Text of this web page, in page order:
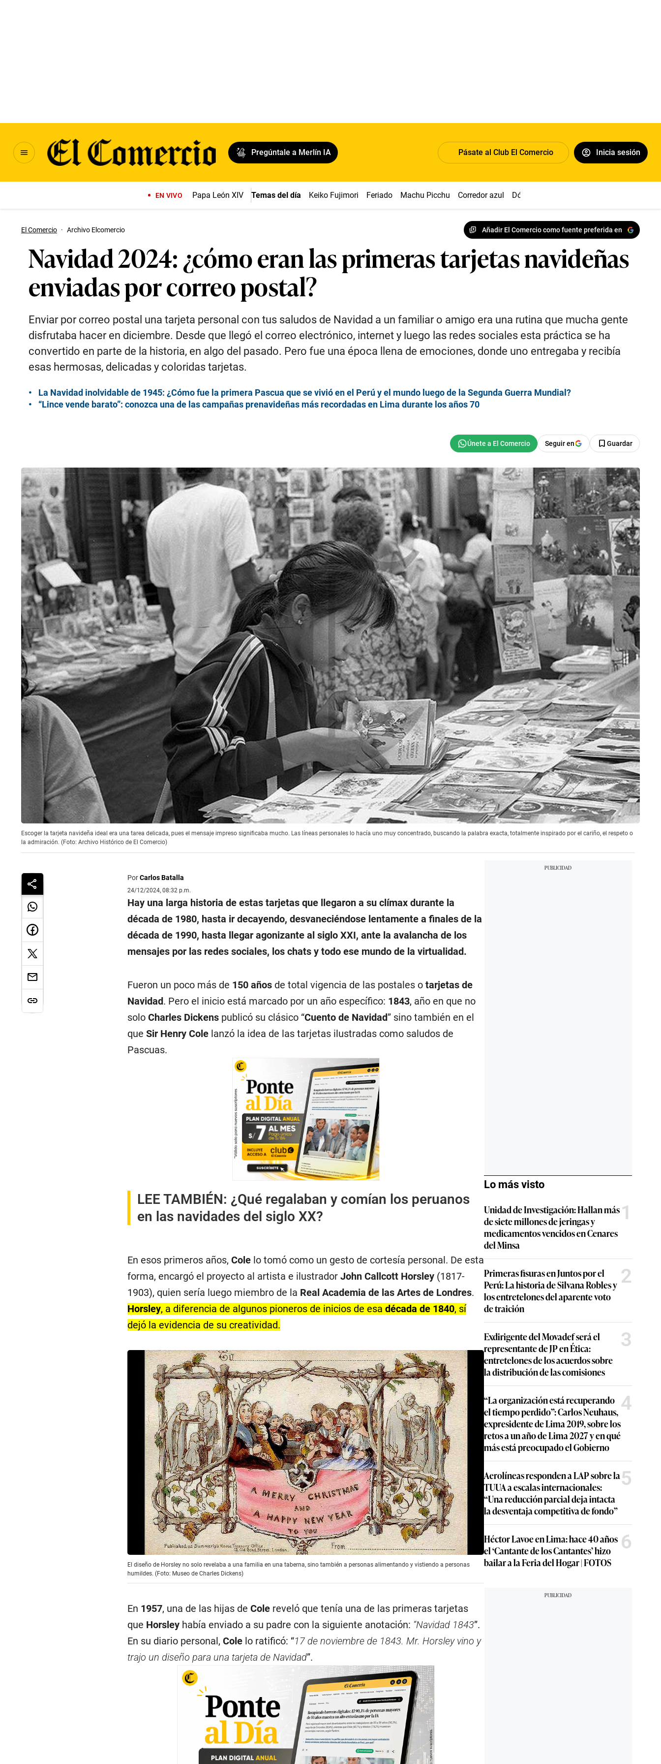
Pregúntale a Merlín IA Pásate al Club El Comercio Inicia sesión
EN VIVO Papa León XIV Temas del día Keiko Fujimori Feriado Machu Picchu Corredor azul Dólar
El Comercio · Archivo Elcomercio Añadir El Comercio como fuente preferida en
Navidad 2024: ¿cómo eran las primeras tarjetas navideñas
enviadas por correo postal?
Enviar por correo postal una tarjeta personal con tus saludos de Navidad a un familiar o amigo era una rutina que mucha gente
disfrutaba hacer en diciembre. Desde que llegó el correo electrónico, internet y luego las redes sociales esta práctica se ha
convertido en parte de la historia, en algo del pasado. Pero fue una época llena de emociones, donde uno entregaba y recibía
esas hermosas, delicadas y coloridas tarjetas.
La Navidad inolvidable de 1945: ¿Cómo fue la primera Pascua que se vivió en el Perú y el mundo luego de la Segunda Guerra Mundial?
“Lince vende barato”: conozca una de las campañas prenavideñas más recordadas en Lima durante los años 70
Seguir en Guardar
Escoger la tarjeta navideña ideal era una tarea delicada, pues el mensaje impreso significaba mucho. Las líneas personales lo hacía uno muy concentrado, buscando la palabra exacta, totalmente inspirado por el cariño, el respeto o
la admiración. (Foto: Archivo Histórico de El Comercio)
PorCarlos Batalla
24/12/2024, 08:32 p.m.
Hay una larga historia de estas tarjetas que llegaron a su clímax durante la
década de 1980, hasta ir decayendo, desvaneciéndose lentamente a finales de la
década de 1990, hasta llegar agonizante al siglo XXI, ante la avalancha de los
mensajes por las redes sociales, los chats y todo ese mundo de la virtualidad.
Fueron un poco más de 150 añosde total vigencia de las postales o tarjetas de
Navidad. Pero el inicio está marcado por un año específico: 1843, año en que no
solo Charles Dickenspublicó su clásico “Cuento de Navidad” sino también en el
que Sir Henry Colelanzó la idea de las tarjetas ilustradas como saludos de
Pascuas.
LEE TAMBIÉN: ¿Qué regalaban y comían los peruanos
en las navidades del siglo XX?
En esos primeros años, Colelo tomó como un gesto de cortesía personal. De esta
forma, encargó el proyecto al artista e ilustrador John Callcott Horsley(1817-
1903), quien sería luego miembro de la Real Academia de las Artes de Londres.
Horsley, a diferencia de algunos pioneros de inicios de esa década de 1840, sí
dejó la evidencia de su creatividad.
El diseño de Horsley no solo revelaba a una familia en una taberna, sino también a personas alimentando y vistiendo a personas
humildes. (Foto: Museo de Charles Dickens)
En 1957, una de las hijas de Colereveló que tenía una de las primeras tarjetas
que Horsleyhabía enviado a su padre con la siguiente anotación: “Navidad 1843”.
En su diario personal, Colelo ratificó: “17 de noviembre de 1843. Mr. Horsley vino y
trajo un diseño para una tarjeta de Navidad”.
Lo más visto
Unidad de Investigación: Hallan más
de siete millones de jeringas y
medicamentos vencidos en Cenares
del Minsa
1
Primeras fisuras en Juntos por el
Perú: La historia de Silvana Robles y
los entretelones del aparente voto
de traición
2
Exdirigente del Movadef será el
representante de JP en Ética:
entretelones de los acuerdos sobre
la distribución de las comisiones
3
“La organización está recuperando
el tiempo perdido”: Carlos Neuhaus,
expresidente de Lima 2019, sobre los
retos a un año de Lima 2027 y en qué
más está preocupado el Gobierno
4
Aerolíneas responden a LAP sobre la
TUUA a escalas internacionales:
“Una reducción parcial deja intacta
la desventaja competitiva de fondo”
5
Héctor Lavoe en Lima: hace 40 años
el ‘Cantante de los Cantantes’ hizo
bailar a la Feria del Hogar | FOTOS
6